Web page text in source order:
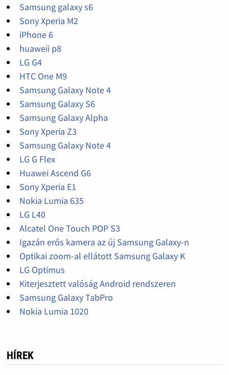
Samsung galaxy s6
Sony Xperia M2
iPhone 6
huaweii p8
LG G4
HTC One M9
Samsung Galaxy Note 4
Samsung Galaxy S6
Samsung Galaxy Alpha
Sony Xperia Z3
Samsung Galaxy Note 4
LG G Flex
Huawei Ascend G6
Sony Xperia E1
Nokia Lumia 635
LG L40
Alcatel One Touch POP S3
Igazán erős kamera az új Samsung Galaxy-n
Optikai zoom-al ellátott Samsung Galaxy K
LG Optimus
Kiterjesztett valóság Android rendszeren
Samsung Galaxy TabPro
Nokia Lumia 1020
HÍREK